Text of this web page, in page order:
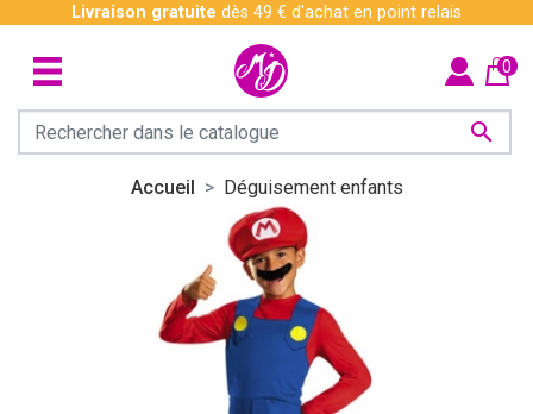
Livraison gratuite dès 49 € d'achat en point relais

0
Accueil Déguisement enfants